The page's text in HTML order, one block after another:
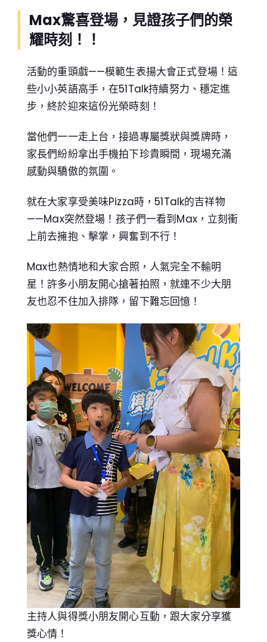
Max驚喜登場，見證孩子們的榮
耀時刻！！
活動的重頭戲——模範生表揚大會正式登場！這
些小小英語高手，在51Talk持續努力、穩定進
步，終於迎來這份光榮時刻！
當他們一一走上台，接過專屬獎狀與獎牌時，
家長們紛紛拿出手機拍下珍貴瞬間，現場充滿
感動與驕傲的氛圍。
就在大家享受美味Pizza時，51Talk的吉祥物
——Max突然登場！孩子們一看到Max，立刻衝
上前去擁抱、擊掌，興奮到不行！
Max也熱情地和大家合照，人氣完全不輸明
星！許多小朋友開心搶著拍照，就連不少大朋
友也忍不住加入排隊，留下難忘回憶！
主持人與得獎小朋友開心互動，跟大家分享獲
獎心情！